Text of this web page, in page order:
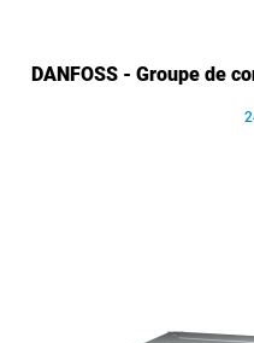
DANFOSS - Groupe de